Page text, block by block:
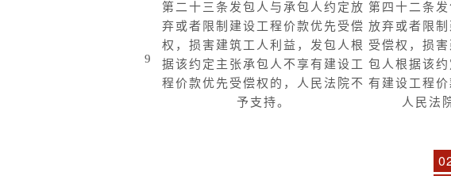
9
第二十三条发包人与承包人约定放
弃或者限制建设工程价款优先受偿
权，损害建筑工人利益，发包人根
据该约定主张承包人不享有建设工
程价款优先受偿权的，人民法院不
予支持。
第四十二条
放弃或者限
受偿权，损
包人根据该
有建设工程价
人民法
0